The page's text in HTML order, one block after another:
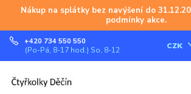
Nákup na splátky bez navýšení do
podmínky akce.
CZK
+420 734 550 550
(Po-Pá, 8-17 hod.) So, 8-12